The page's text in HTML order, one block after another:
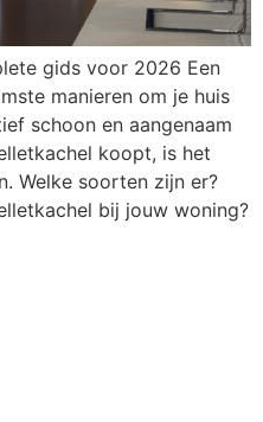
gids voor 2026 Een
manieren om je huis
schoon en aangenaam
koopt, is het
Welke soorten zijn er?
bij jouw woning?